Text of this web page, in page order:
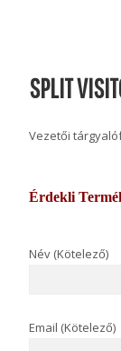
SPLIT
Vezetői
Érdekli
Név (Kötelező)
Email (Kötelező)